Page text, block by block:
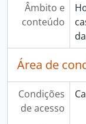
Âmbito e
conteúdo
Área de
Condições
de acesso